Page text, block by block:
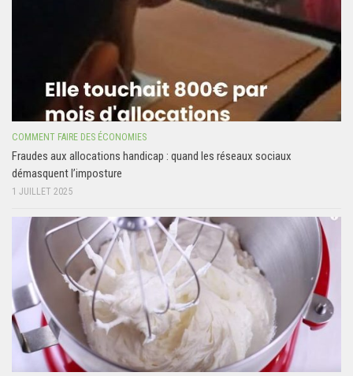
COMMENT FAIRE DES ÉCONOMIES
Fraudes aux allocations handicap : quand les réseaux sociaux
démasquent l’imposture
1 JUILLET 2025